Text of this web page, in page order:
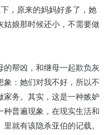
，原来的妈妈好多了，她
姑娘那时候还小，不需要做
的帮凶，和继母一起欺负灰
象：她们对我不好，所以不
家务。其实，这是一种嫉妒
种普遍现象，在现实生活和
就有该隐杀亚伯的记载。